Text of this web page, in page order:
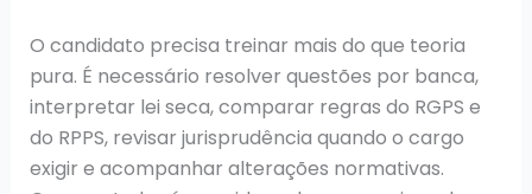
O candidato precisa treinar mais do que teoria
pura. É necessário resolver questões por banca,
interpretar lei seca, comparar regras do RGPS e
do RPPS, revisar jurisprudência quando o cargo
exigir e acompanhar alterações normativas.